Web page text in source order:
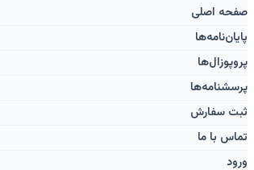
صفحه اصلی
پایان‌نامه‌ها
پروپوزال‌ها
پرسشنامه‌ها
ثبت سفارش
تماس با ما
ورود ‌